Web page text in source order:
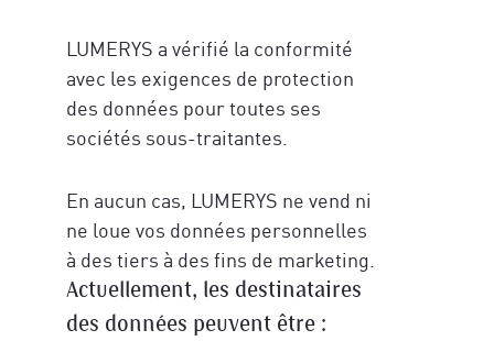
LUMERYS a vérifié la conformité
avec les exigences de protection
des données pour toutes ses
sociétés sous-traitantes.
En aucun cas, LUMERYS ne vend ni
ne loue vos données personnelles
à des tiers à des fins de marketing.
Actuellement, les destinataires
des données peuvent être :